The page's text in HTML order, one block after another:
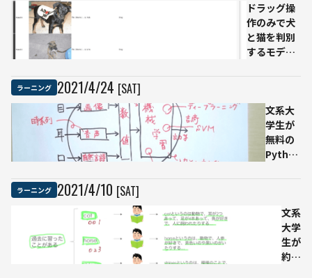
から
自習
でき
る教
テンツ6
選
ドラッグ操
作のみで犬
と猫を判別
するモデル
Analytics
Platform」
ラーニング 2021/4/24 [SAT]
文系大
学生が
無料の
Python
た 必要
な数学
知識も
学べる
ラーニング 2021/4/10 [SAT]
文系
大学
生が
約1